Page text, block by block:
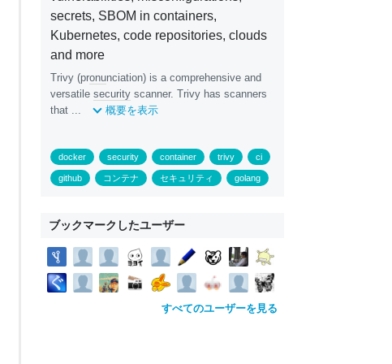
secrets, SBOM in containers,
Kubernetes, code repositories, clouds
and more
Trivy (pronunciation) is a comprehensive and
versatile security scanner. Trivy has scanners
that ...
概要を表示
docker security container trivy ci
github コンテナ セキュリティ golang
ブックマークしたユーザー
すべてのユーザーを見る